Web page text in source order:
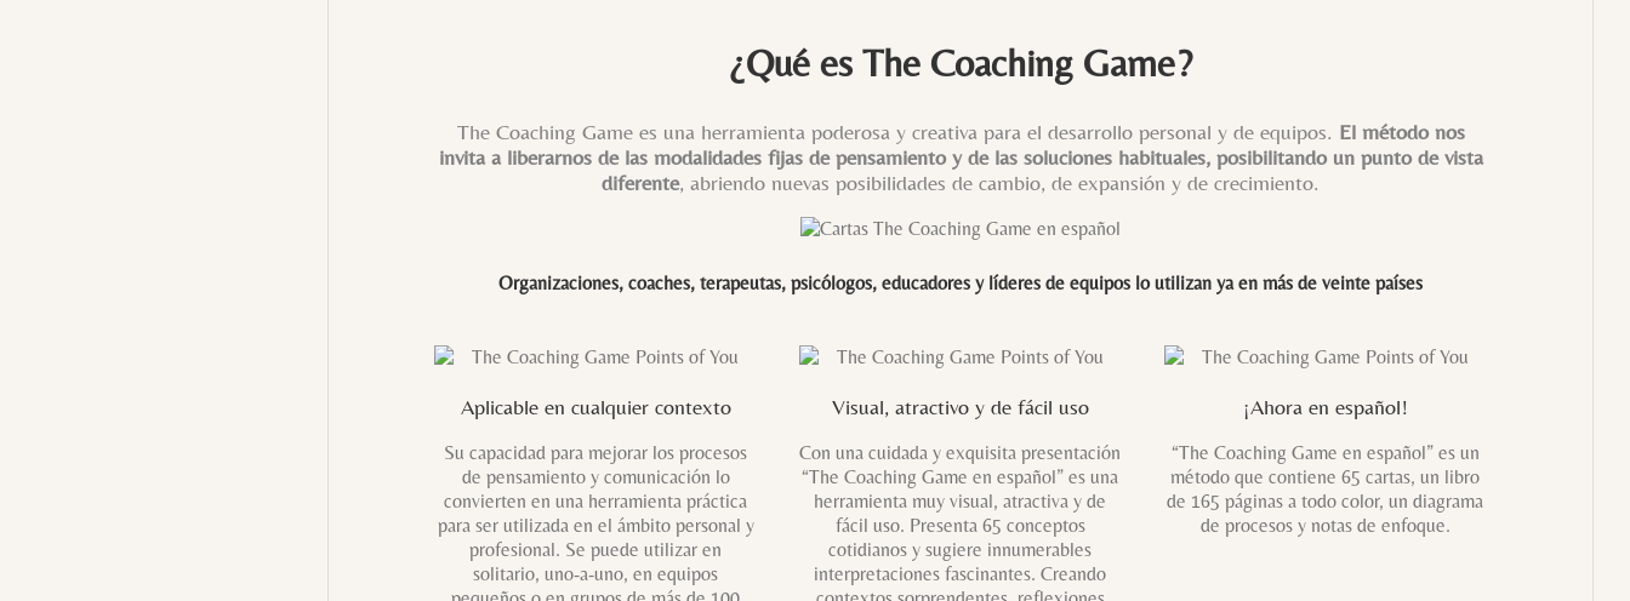
¿Qué es The Coaching Game?
The Coaching Game es una herramienta poderosa y creativa para el desarrollo personal y de equipos. El método nos
invita a liberarnos de las modalidades fijas de pensamiento y de las soluciones habituales, posibilitando un punto de vista
diferente, abriendo nuevas posibilidades de cambio, de expansión y de crecimiento.
Organizaciones, coaches, terapeutas, psicólogos, educadores y líderes de equipos lo utilizan ya en más de veinte países
Aplicable en cualquier contexto
Su capacidad para mejorar los procesos
de pensamiento y comunicación lo
convierten en una herramienta práctica
para ser utilizada en el ámbito personal y
profesional. Se puede utilizar en
solitario, uno-a-uno, en equipos
Visual, atractivo y de fácil uso
Con una cuidada y exquisita presentación
“The Coaching Game en español” es una
herramienta muy visual, atractiva y de
fácil uso. Presenta 65 conceptos
cotidianos y sugiere innumerables
interpretaciones fascinantes. Creando
¡Ahora en español!
“The Coaching Game en español” es un
método que contiene 65 cartas, un libro
de 165 páginas a todo color, un diagrama
de procesos y notas de enfoque.